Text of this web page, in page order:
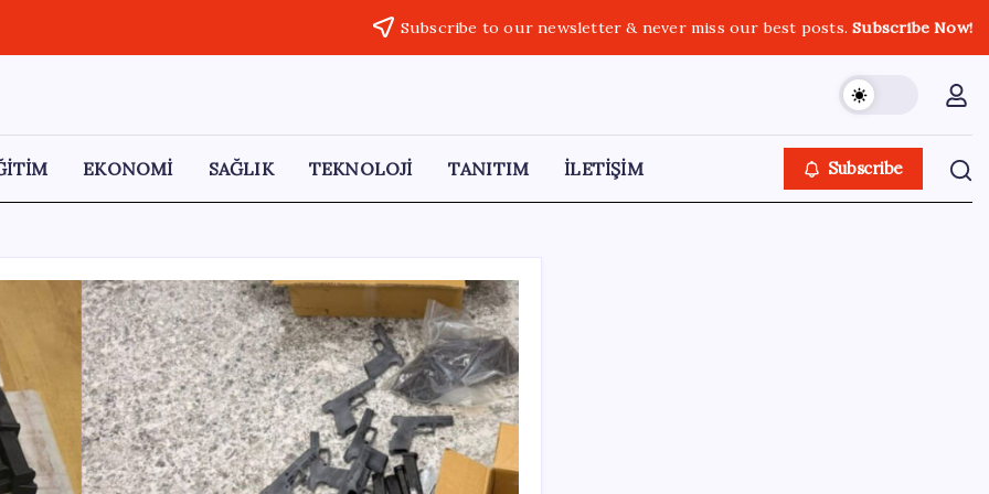
Subscribe to our newsletter & never miss our best posts.Subscribe Now!
EKONOMİ SAĞLIK TEKNOLOJİ TANITIM İLETİŞİM Subscribe